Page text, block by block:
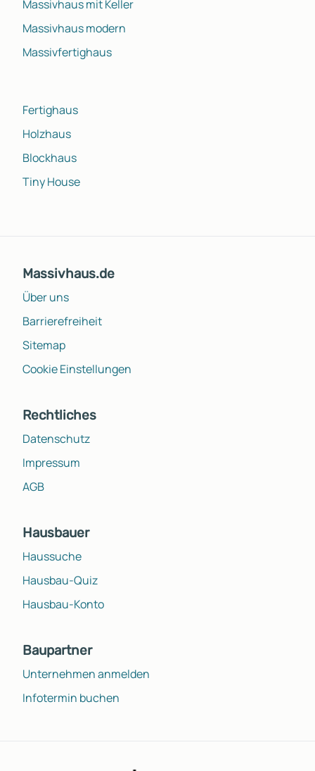
Massivhaus mit Keller
Massivhaus modern
Massivfertighaus
Fertighaus
Holzhaus
Blockhaus
Tiny House
Massivhaus.de
Über uns
Barrierefreiheit
Sitemap
Cookie Einstellungen
Rechtliches
Datenschutz
Impressum
AGB
Hausbauer
Haussuche
Hausbau-Quiz
Hausbau-Konto
Baupartner
Unternehmen anmelden
Infotermin buchen